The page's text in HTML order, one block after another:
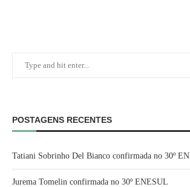
POSTAGENS RECENTES
Tatiani Sobrinho Del Bianco confirmada no 30º
Jurema Tomelin confirmada no 30º ENESUL